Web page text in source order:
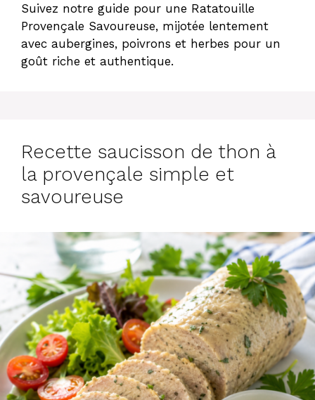
Suivez notre guide pour une Ratatouille
Provençale Savoureuse, mijotée lentement
avec aubergines, poivrons et herbes pour un
goût riche et authentique.
Recette saucisson de thon à
la provençale simple et
savoureuse